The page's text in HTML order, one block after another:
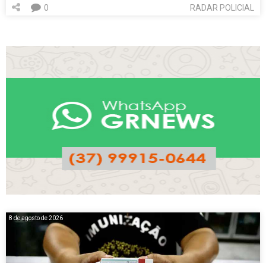
RADAR POLICIAL
0
8 de agosto de 2026